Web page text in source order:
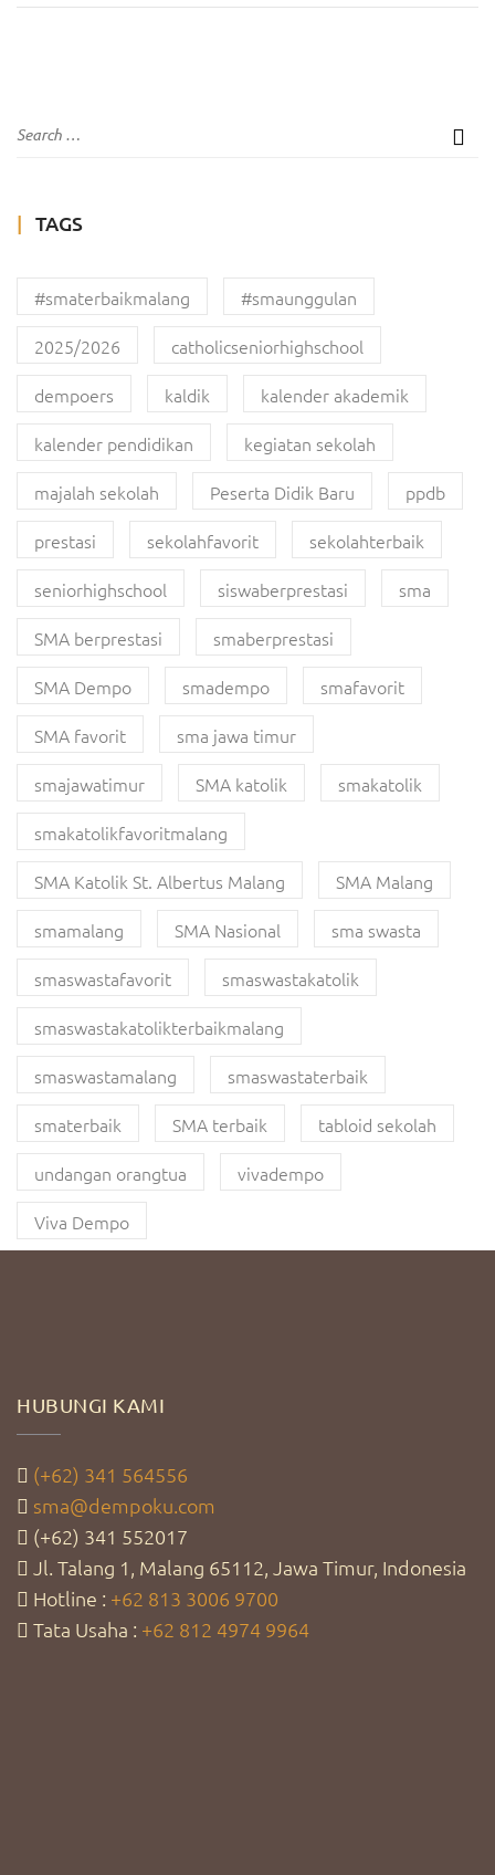
TAGS
#smaterbaikmalang
#smaunggulan
2025/2026
catholicseniorhighschool
dempoers
kaldik
kalender akademik
kalender pendidikan
kegiatan sekolah
majalah sekolah
Peserta Didik Baru
ppdb
prestasi
sekolahfavorit
sekolahterbaik
seniorhighschool
siswaberprestasi
sma
SMA berprestasi
smaberprestasi
SMA Dempo
smadempo
smafavorit
SMA favorit
sma jawa timur
smajawatimur
SMA katolik
smakatolik
smakatolikfavoritmalang
SMA Katolik St. Albertus Malang
SMA Malang
smamalang
SMA Nasional
sma swasta
smaswastafavorit
smaswastakatolik
smaswastakatolikterbaikmalang
smaswastamalang
smaswastaterbaik
smaterbaik
SMA terbaik
tabloid sekolah
undangan orangtua
vivadempo
Viva Dempo
HUBUNGI KAMI
(+62) 341 564556
sma@dempoku.com
(+62) 341 552017
Jl. Talang 1, Malang 65112, Jawa Timur, Indonesia
Hotline : +62 813 3006 9700
Tata Usaha : +62 812 4974 9964